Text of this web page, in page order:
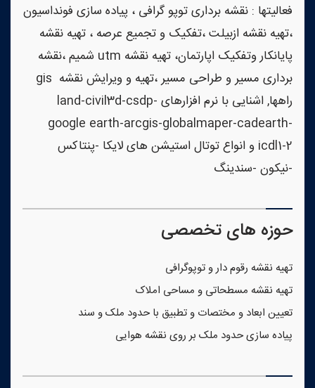
فعالیتها : نقشه برداری توپو گرافی ، پیاده سازی فونداسیون
،تهیه نقشه ازبیلت ،تفکیک و تجمیع عرصه ، تهیه نقشه
پایانکار وتفکیک اپارتمان، تهیه نقشه utm شمیم ،نقشه
برداری مسیر و طراحی مسیر ،تهیه و ویرایش نقشه gis
راهها, اشنایی با نرم افزارهای land-civil3d-csdp-
google earth-arcgis-globalmaper-cadearth-
icdl1-2 و انواع توتال استیشن های لایکا -پنتاکس
-نیکون -سندینگ
حوزه های تخصصی
تهیه نقشه رقوم دار و توپوگرافی
تهیه نقشه مسطحاتی و مساحی املاک
تعیین ابعاد و مختصات و تطبیق با حدود ملک و سند
پیاده سازی حدود ملک بر روی نقشه هوایی